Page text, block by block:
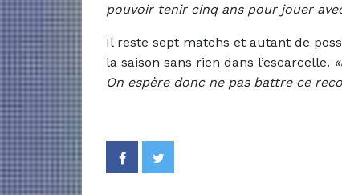
pouvoir tenir cinq ans pour jouer
Il reste sept matchs et autant de
la saison sans rien dans l’escarcelle.
On espère donc ne pas battre ce